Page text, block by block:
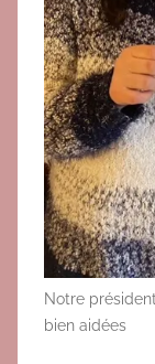
Notre
bien aidées